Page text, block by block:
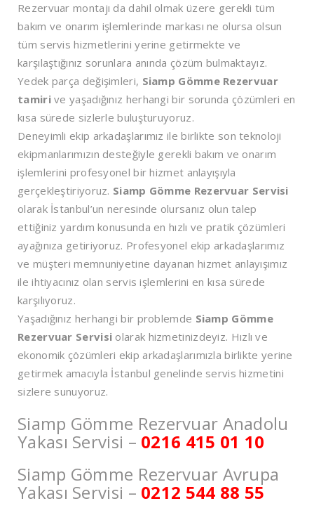
Rezervuar montajı da dahil olmak üzere gerekli tüm
bakım ve onarım işlemlerinde markası ne olursa olsun
tüm servis hizmetlerini yerine getirmekte ve
karşılaştığınız sorunlara anında çözüm bulmaktayız.
Yedek parça değişimleri, Siamp Gömme Rezervuar
tamirive yaşadığınız herhangi bir sorunda çözümleri en
kısa sürede sizlerle buluşturuyoruz.
Deneyimli ekip arkadaşlarımız ile birlikte son teknoloji
ekipmanlarımızın desteğiyle gerekli bakım ve onarım
işlemlerini profesyonel bir hizmet anlayışıyla
gerçekleştiriyoruz. Siamp Gömme Rezervuar Servisi
olarak İstanbul’un neresinde olursanız olun talep
ettiğiniz yardım konusunda en hızlı ve pratik çözümleri
ayağınıza getiriyoruz. Profesyonel ekip arkadaşlarımız
ve müşteri memnuniyetine dayanan hizmet anlayışımız
ile ihtiyacınız olan servis işlemlerini en kısa sürede
karşılıyoruz.
Yaşadığınız herhangi bir problemde Siamp Gömme
Rezervuar Servisi olarak hizmetinizdeyiz. Hızlı ve
ekonomik çözümleri ekip arkadaşlarımızla birlikte yerine
getirmek amacıyla İstanbul genelinde servis hizmetini
sizlere sunuyoruz.
Siamp Gömme Rezervuar Anadolu
Yakası Servisi – 0216 415 01 10
Siamp Gömme Rezervuar Avrupa
Yakası Servisi – 0212 544 88 55